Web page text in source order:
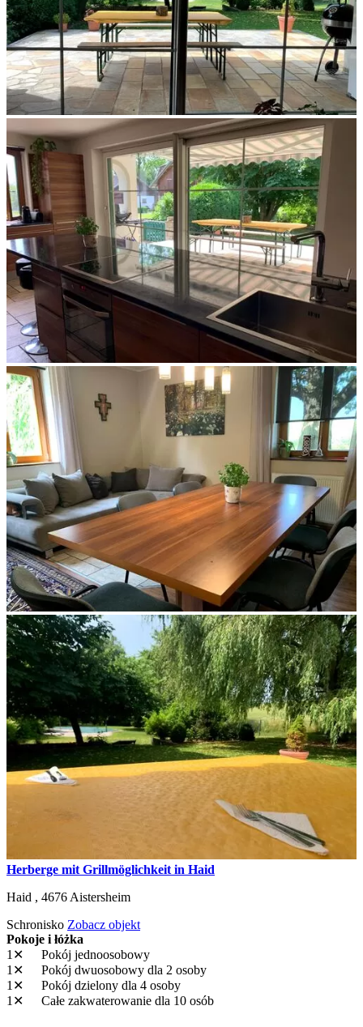
Herberge mit Grillmöglichkeit in Haid
Haid , 4676 Aistersheim
Schronisko Zobacz objekt
Pokoje i łóżka
1✕
Pokój jednoosobowy
1✕
Pokój dwuosobowy dla 2 osoby
1✕
Pokój dzielony dla 4 osoby
1✕
Całe zakwaterowanie dla 10 osób